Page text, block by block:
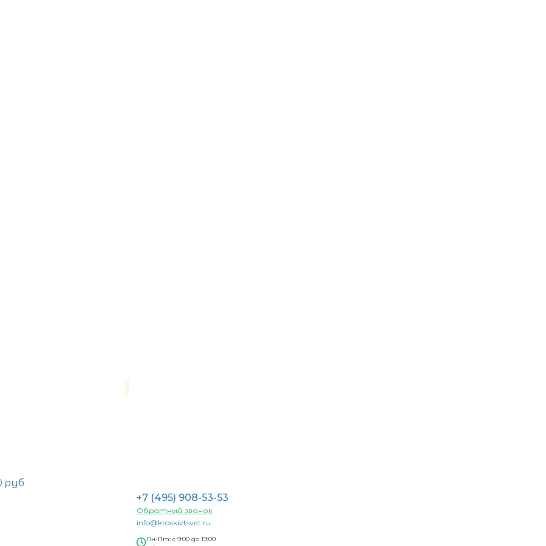
руб
+7 (495) 908-53-53
Обратный звонок
info@kraskivtsvet.ru
Пн-Пт: с 9:00 до 19:00